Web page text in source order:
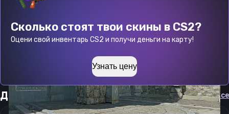
Сколько стоят твои скины в CS2?
Оцени свой инвентарь CS2 и получи деньги на карту!
Узнать цену
Другие прицелы Cмотреть все